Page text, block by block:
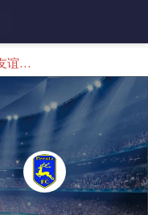
球会友谊直播